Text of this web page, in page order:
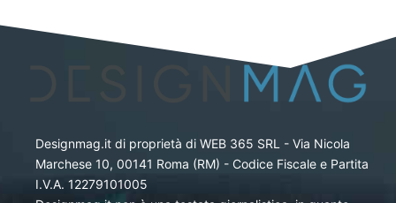
Designmag.it di proprietà di WEB 365 SRL - Via Nicola
Marchese 10, 00141 Roma (RM) - Codice Fiscale e Partita
I.V.A. 12279101005